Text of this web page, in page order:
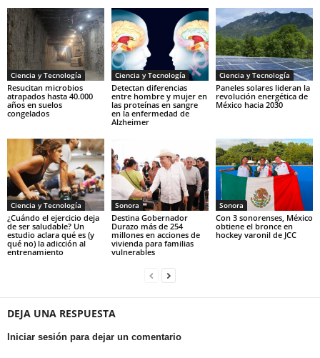
Ciencia y Tecnología
Resucitan microbios
atrapados hasta 40.000
años en suelos
congelados
Ciencia y Tecnología
Detectan diferencias
entre hombre y mujer en
las proteínas en sangre
en la enfermedad de
Alzheimer
Ciencia y Tecnología
Paneles solares lideran la
revolución energética de
México hacia 2030
Ciencia y Tecnología
¿Cuándo el ejercicio deja
de ser saludable? Un
estudio aclara qué es (y
qué no) la adicción al
entrenamiento
Sonora
Destina Gobernador
Durazo más de 254
millones en acciones de
vivienda para familias
vulnerables
Sonora
Con 3 sonorenses, México
obtiene el bronce en
hockey varonil de JCC
DEJA UNA RESPUESTA
Iniciar sesión para dejar un comentario